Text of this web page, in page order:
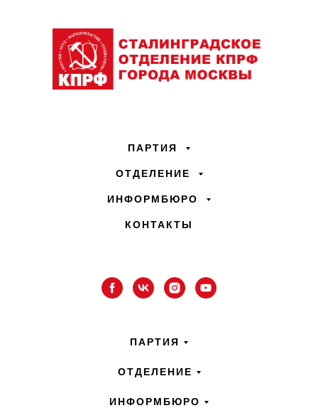
ПАРТИЯ
ОТДЕЛЕНИЕ
ИНФОРМБЮРО
КОНТАКТЫ
ПАРТИЯ
ОТДЕЛЕНИЕ
ИНФОРМБЮРО